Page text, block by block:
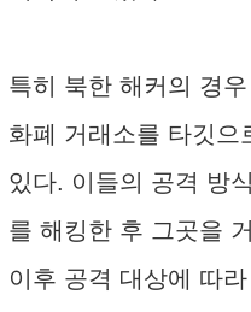
특히 북한 해커의 경
화폐 거래소를 타깃으
있다. 이들의 공격 방
를 해킹한 후 그곳을
이후 공격 대상에 따